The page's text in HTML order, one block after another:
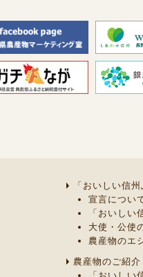
「おいしい信
宣言につい
「おいしい
大使・公使
農産物のエ
農産物のご紹介